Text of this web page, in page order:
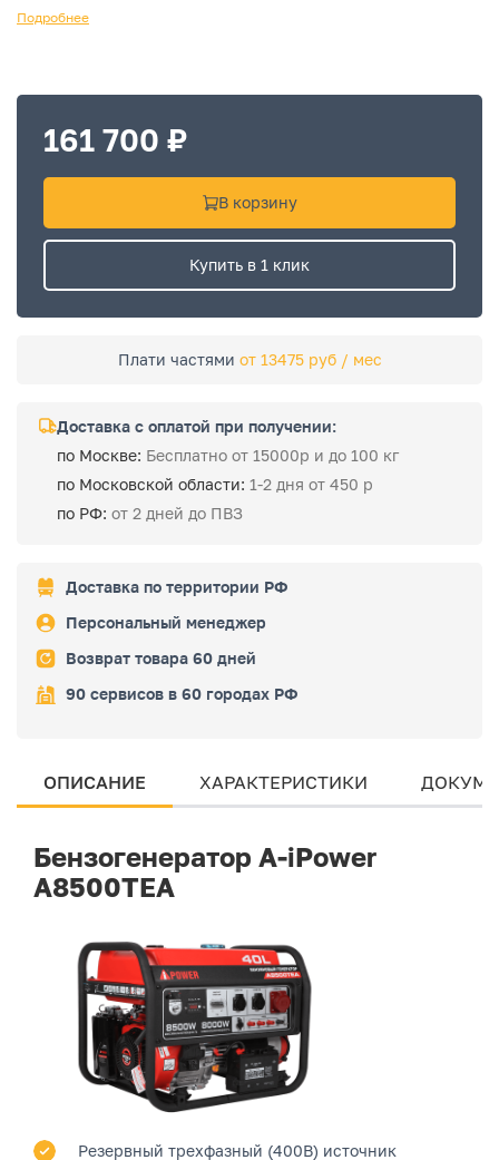
Подробнее
161 700 ₽
В корзину
Купить в 1 клик
Плати частями от 13475 руб / мес
Доставка с оплатой при получении:
по Москве: Бесплатно от 15000р и до 100 кг
по Московской области: 1-2 дня от 450 р
по РФ: от 2 дней до ПВЗ
Доставка по территории РФ
Персональный менеджер
Возврат товара 60 дней
90 сервисов в 60 городах РФ
ОПИСАНИЕ ХАРАКТЕРИСТИКИ
Бензогенератор A-iPower
A8500TEA
Резервный трехфазный (400В) источник